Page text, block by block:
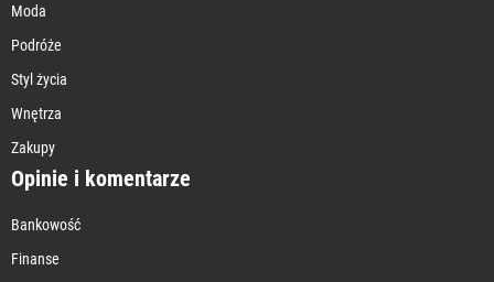
Moda
Podróże
Styl życia
Wnętrza
Zakupy
Opinie i komentarze
Bankowość
Finanse